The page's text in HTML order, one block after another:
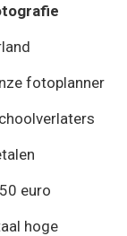
fotoplanner
euro
hoge